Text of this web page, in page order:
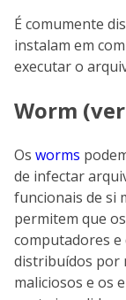
É comumente
instalam em
executar o
Worm
Os worms
de infectar
funcionais de si
permitem que
computadores e
distribuídos por
maliciosos e os